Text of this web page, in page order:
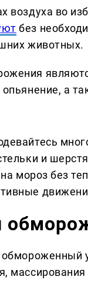
воздуха во
без
животных.
а
и
мороз без